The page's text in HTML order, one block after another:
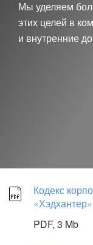
Мы уделяем
этих целей в
и внутренние
Кодекс
PDF, 3 Mb